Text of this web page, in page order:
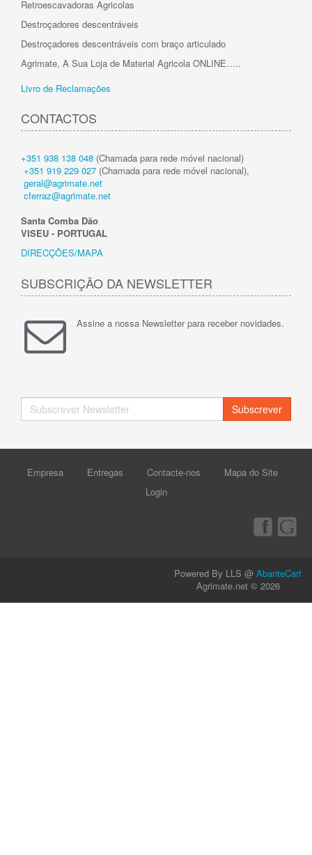
Retroescavadoras Agricolas
Destroçadores descentráveis
Destroçadores descentráveis com braço articulado
Agrimate, A Sua Loja de Material Agricola ONLINE…..
Livro de Reclamações
CONTACTOS
+351 938 138 048 (Chamada para rede móvel nacional)
+351 919 229 027 (Chamada para rede móvel nacional),
geral@agrimate.net
cferraz@agrimate.net
Santa Comba Dão
VISEU - PORTUGAL
DIRECÇÕES/MAPA
SUBSCRIÇÃO DA NEWSLETTER
Assine a nossa Newsletter para receber novidades.
Subscrever
Empresa Entregas Contacte-nos
Mapa do Site
Login
Powered By LLS @ AbanteCart
Agrimate.net © 2026